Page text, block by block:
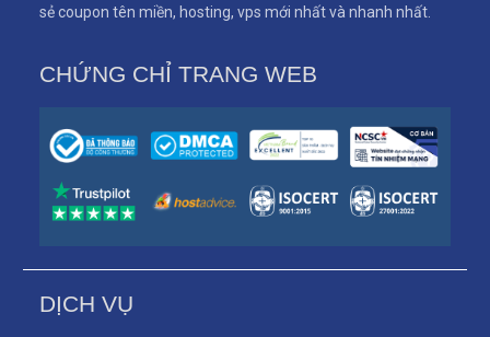
sẻ coupon tên miền, hosting, vps mới nhất và nhanh nhất.
CHỨNG CHỈ TRANG WEB
DỊCH VỤ